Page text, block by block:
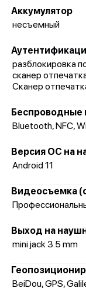
Аккумулятор
несъемный
разблокировка
сканер
Сканер
Беспроводные
Bluetooth, NFC,
Версия ОС на
Android 11
Видеосъемка
Выход на
mini jack 3.5 mm
BeiDou, GPS,